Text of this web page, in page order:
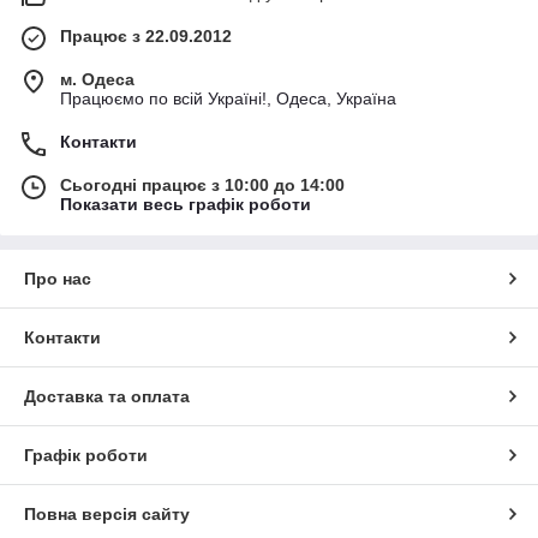
Працює з 22.09.2012
м. Одеса
Працюємо по всій Україні!, Одеса, Україна
Контакти
Сьогодні працює з 10:00 до 14:00
Показати весь графік роботи
Про нас
Контакти
Доставка та оплата
Графік роботи
Повна версія сайту